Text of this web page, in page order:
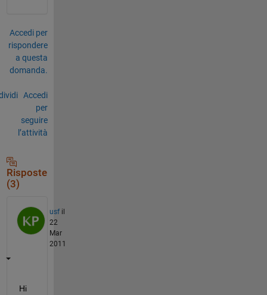
Accedi per
rispondere
a questa
domanda.
Accedi
per
seguire
l’attività
Risposte
(3)
usf il
22
Mar
2011
Hi